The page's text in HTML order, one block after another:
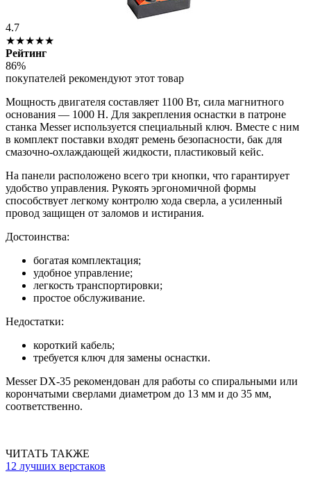
4.7
★★★★★
Рейтинг
86%
покупателей рекомендуют этот товар
Мощность двигателя составляет 1100 Вт, сила магнитного
основания — 1000 H. Для закрепления оснастки в патроне
станка Messer используется специальный ключ. Вместе с ним
в комплект поставки входят ремень безопасности, бак для
смазочно-охлаждающей жидкости, пластиковый кейс.
На панели расположено всего три кнопки, что гарантирует
удобство управления. Рукоять эргономичной формы
способствует легкому контролю хода сверла, а усиленный
провод защищен от заломов и истирания.
Достоинства:
богатая комплектация;
удобное управление;
легкость транспортировки;
простое обслуживание.
Недостатки:
короткий кабель;
требуется ключ для замены оснастки.
Messer DX-35 рекомендован для работы со спиральными или
корончатыми сверлами диаметром до 13 мм и до 35 мм,
соответственно.
ЧИТАТЬ ТАКЖЕ
12 лучших верстаков